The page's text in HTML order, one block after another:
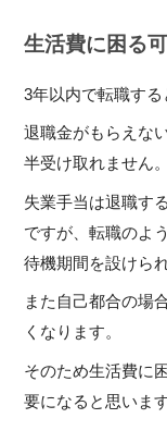
生活費に困る
3年以内で転職する
退職金がもらえな
半受け取れません。
失業手当は退職す
ですが、転職のよ
待機期間を設けら
また自己都合の場
くなります。
そのため生活費に
要になると思います